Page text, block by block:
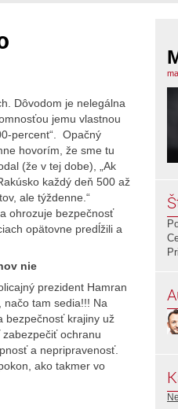
Dôvodom je nelegálna
jemu vlastnou
percent“. Opačný
hovorím, že sme tu
(že v tej dobe), „Ak
každý deň 500 až
ale týždenne.“
ohrozuje bezpečnosť
opätovne predĺžili a
nie
prezident Hamran
načo tam sedia!!! Na
bezpečnosť krajiny už
ochranu
a nepripravenosť.
ako takmer vo